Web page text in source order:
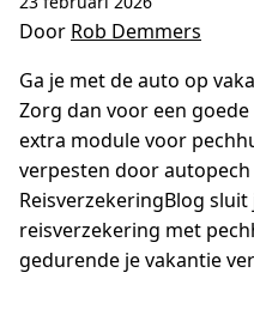
Door Rob Demmers
Ga je met de auto op
Zorg dan voor een
extra module voor
verpesten door
ReisverzekeringBlog
reisverzekering met
gedurende je vakantie